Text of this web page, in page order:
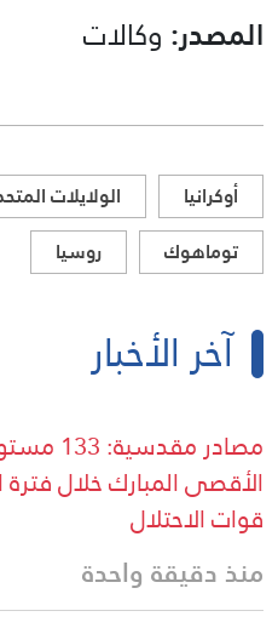
المصدر: وكالات
أوكرانيا
الولايلات
توماهوك
روسيا
آخر الأخبار
مصادر
الأقصى المبارك خلال فترة
قوات الاحتلال
منذ دقيقة واحدة